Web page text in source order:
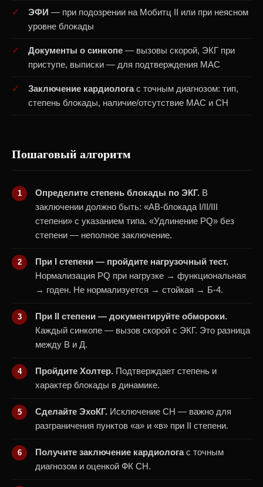
ЭФИ — при подозрении на Мобитц II или при неясном
уровне блокады
Документы о синкопе — вызовы скорой, ЭКГ при
приступе, выписки — для подтверждения МАС
Заключение кардиологас точным диагнозом: тип,
степень блокады, наличие/отсутствие МАС и СН
Пошаговый алгоритм
Определите степень блокады по ЭКГ. В
заключении должно быть: «АВ-блокада I/II/III
степени» с указанием типа. «Удлинение PQ» без
степени — неполное заключение.
При I степени — пройдите нагрузочный тест.
Нормализация PQ при нагрузке → функциональная
→ годен. Не нормализуется → стойкая → Б-4.
При II степени — документируйте обмороки.
Каждый синкопе — вызов скорой с ЭКГ. Это разница
между В и Д.
Пройдите Холтер. Подтверждает степень и
характер блокады в динамике.
Сделайте ЭхоКГ. Исключение СН — важно для
разграничения пунктов «а» и «в» при II степени.
Получите заключение кардиологас точным
диагнозом и оценкой ФК СН.